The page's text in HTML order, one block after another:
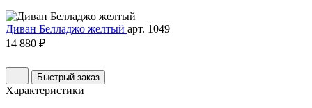
Диван Белладжо желтый арт. 1049
14 880 ₽
Быстрый заказ
Характеристики